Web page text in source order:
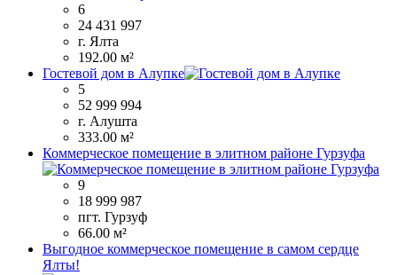
6
24 431 997
г. Ялта
192.00 м²
Гостевой дом в Алупке
5
52 999 994
г. Алушта
333.00 м²
Коммерческое помещение в элитном районе Гурзуфа
9
18 999 987
пгт. Гурзуф
66.00 м²
Выгодное коммерческое помещение в самом сердце
Ялты!